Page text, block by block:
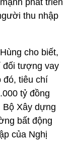
phát triển
thu nhập
cho biết,
đối tượng vay
đó, tiêu chí
tỷ đồng
Xây dựng
bất động
của Nghị